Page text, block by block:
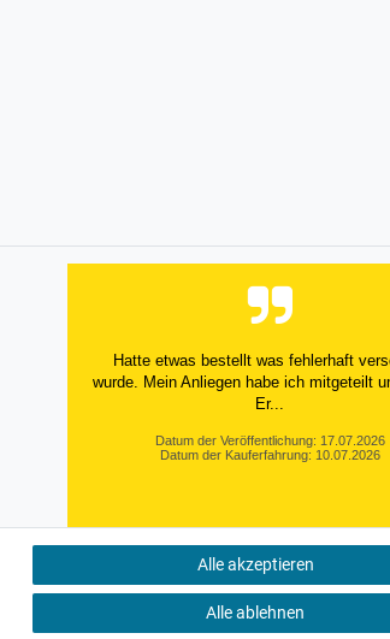
Hatte etwas bestellt was fehlerhaft
wurde. Mein Anliegen habe ich mitgeteilt
Er...
Datum der Veröffentlichung: 17.07.2026
Datum der Kauferfahrung: 10.07.2026
495 Bewertungen
Alle akzeptieren
Alle ablehnen